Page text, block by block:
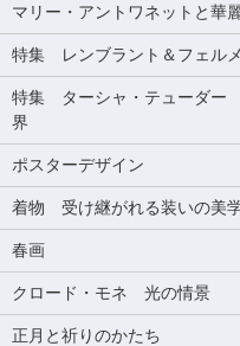
マリー・アントワネットと華
特集 レンブラント＆フェル
特集 ターシャ・テューダー
界
ポスターデザイン
着物 受け継がれる装いの美
春画
クロード・モネ 光の情景
正月と祈りのかたち